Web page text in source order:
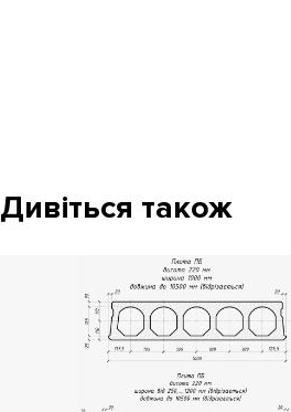
Дивіться також